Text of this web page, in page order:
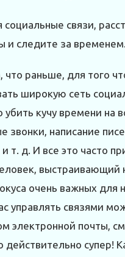
социальные связи,
и следите за временем.
что раньше, для того
широкую сеть
кучу времени на
звонки, написание
т. д. И все это часто
выстраивающий
очень важных для
управлять связями
электронной почты,
действительно супер!